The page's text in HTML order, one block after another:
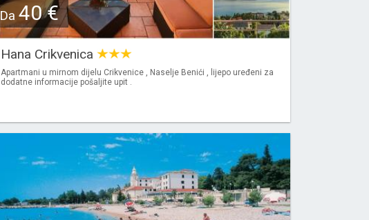
Da 40 €
Hana Crikvenica
Apartmani u mirnom dijelu Crikvenice , Naselje Benići , lijepo uređeni za
dodatne informacije pošaljite upit .